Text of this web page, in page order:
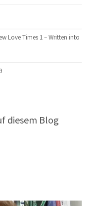
Love Times 1 – Written into
diesem Blog